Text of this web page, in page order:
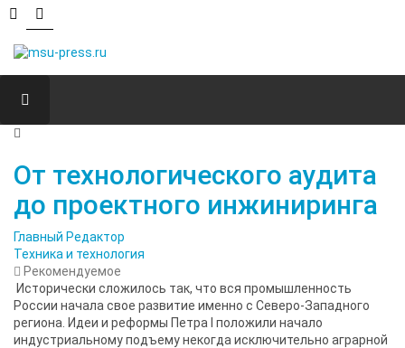
От технологического аудита
до проектного инжиниринга
Главный Редактор
Техника и технология
Рекомендуемое
Исторически сложилось так, что вся промышленность
России начала свое развитие именно с Северо-Западного
региона. Идеи и реформы Петра I положили начало
индустриальному подъему некогда исключительно аграрной